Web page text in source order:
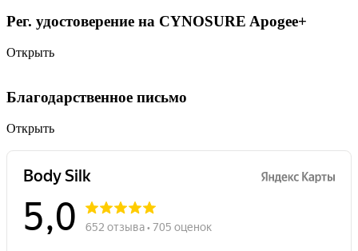
Рег. удостоверение на CYNOSURE Apogee+
Открыть
Благодарственное письмо
Открыть